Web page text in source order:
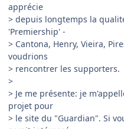
apprécie
> depuis longtemps la
'Premiership' -
> Cantona, Henry, Vieira,
voudrions
> rencontrer les supporters.
>
> Je me présente: je
projet pour
> le site du "Guardian". Si